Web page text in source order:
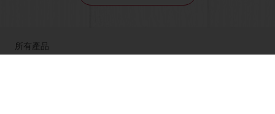
所有產品